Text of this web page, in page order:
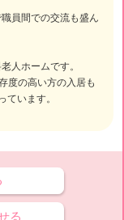
員間での交流も盛ん
人ホームです。
度の高い方の入居も
います。
る